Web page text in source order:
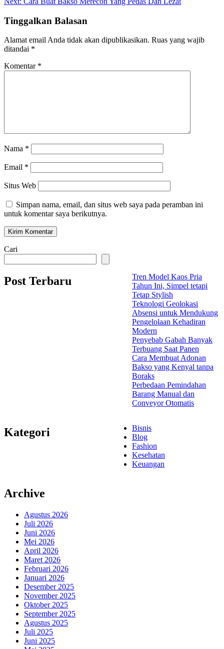
Tinggalkan Balasan
Alamat email Anda tidak akan dipublikasikan. Ruas yang wajib
ditandai *
Komentar *
Nama *
Email *
Situs Web
Simpan nama, email, dan situs web saya pada peramban ini
untuk komentar saya berikutnya.
Cari
Post Terbaru
Tren Model Kaos Pria
Tahun Ini, Simpel tetapi
Tetap Stylish
Teknologi Geolokasi
Absensi untuk Mendukung
Pengelolaan Kehadiran
Modern
Penyebab Gabah Banyak
Terbuang Saat Panen
Cara Membuat Adonan
Bakso yang Kenyal tanpa
Boraks
Perbedaan Pemindahan
Barang Manual dan
Conveyor Otomatis
Kategori
Bisnis
Blog
Fashion
Kesehatan
Keuangan
Archive
Agustus 2026
Juli 2026
Juni 2026
Mei 2026
April 2026
Maret 2026
Februari 2026
Januari 2026
Desember 2025
November 2025
Oktober 2025
September 2025
Agustus 2025
Juli 2025
Juni 2025